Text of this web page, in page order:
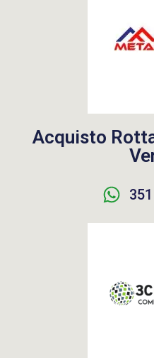
Acquisto